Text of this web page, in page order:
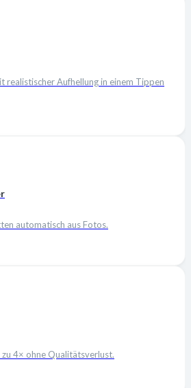
realistischer Aufhellung in einem Tippen
automatisch aus Fotos.
4× ohne Qualitätsverlust.